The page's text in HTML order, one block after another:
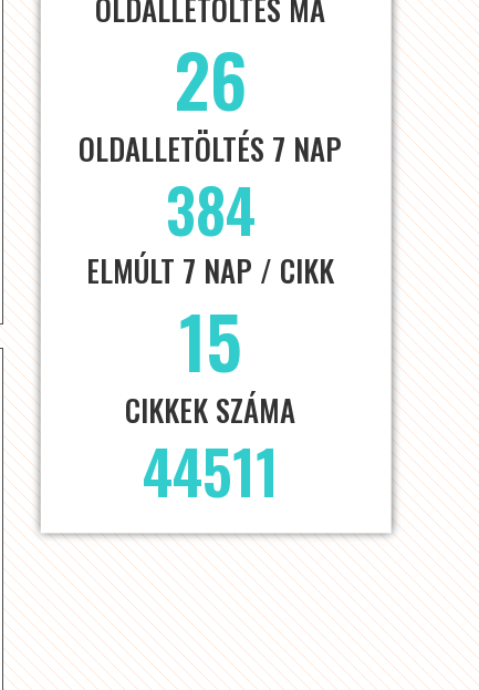
26
OLDALLETÖLTÉS 7 NAP
384
ELMÚLT 7 NAP / CIKK
15
CIKKEK SZÁMA
44511